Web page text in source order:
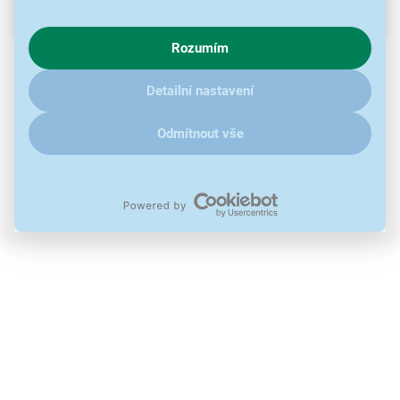
chování na webu pro zobrazení cílených reklam. Pokud vás
zajímají detaily, jak u nás s cookies a dalšími údaji pracujeme,
kliknětesem.
Rozumím
Detailní nastavení
Odmítnout vše
Prodlužovací USB kabel 1,8 m
Použité obrázky jsou pouze ilustrativní a technické specifikace se
mohou v průběhu času změnit bez předchozího upozornění.